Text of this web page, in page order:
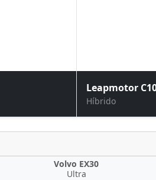
Leapmotor
Híbrido
Volvo EX30
Ultra